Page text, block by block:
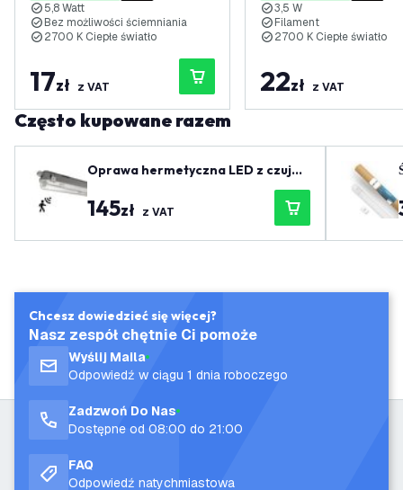
5,8 Watt
Bez możliwości ściemniania
2700 K Ciepłe światło
17zł z VAT
3,5 W
Filament
2700 K Ciepłe światło
22zł z VAT
Często kupowane razem
Oprawa hermetyczna LED z czujni
145zł z VAT
Chcesz dowiedzieć się więcej?
Nasz zespół chętnie Ci pomoże
Wyślij Maila
Odpowiedź w ciągu 1 dnia roboczego
Zadzwoń Do Nas
Dostępne od 08:00 do 21:00
FAQ
Odpowiedź natychmiastowa